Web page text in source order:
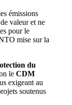
émissions
valeur et ne
pour le
mise sur la
du
leCDM
exigeant au
soutenus